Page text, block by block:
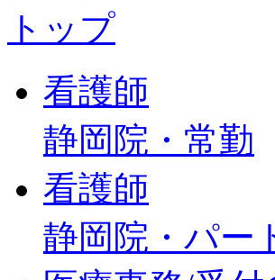
トップ
看護師
静岡院・常勤
看護師
静岡院・パー